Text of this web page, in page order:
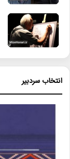
انتخاب سردبیر